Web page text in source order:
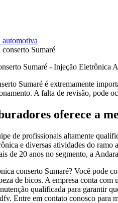
automotiva
Sumaré
Sumaré é extremamente
A falta de revisão, pode
oferece a
de profissionais altamente
e diversas atividades do ramo
de 20 anos no segmento, a
conserto Sumaré? Você pode
de bicos. A empresa conta
qualificada para garantir
Entre em contato conosco para